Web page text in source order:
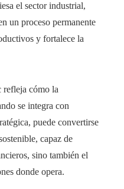
el sector industrial,
un proceso permanente
y fortalece la
refleja cómo la
se integra con
puede convertirse
capaz de
sino también el
donde opera.